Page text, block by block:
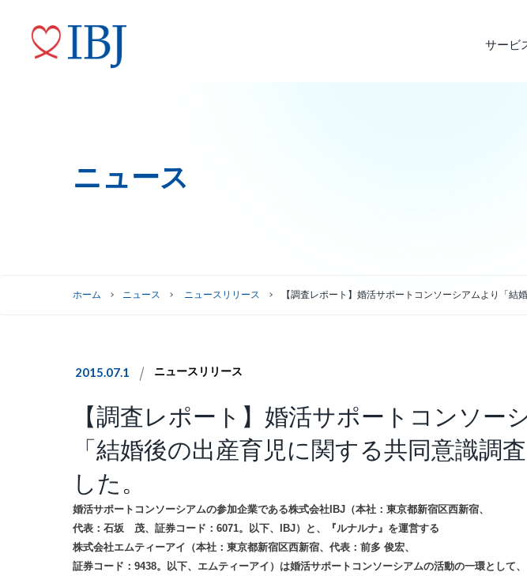
サービ
婚活サービス
代表メッセージ
ニュースリリース
株式情報
株主総会情報 四半期報告書・有価
トップコミットメント
ニュース
ホーム ニュース ニュースリリース 【調査レポート】婚活サポートコンソーシアムより「結
2015.07.1 ニュースリリース
【調査レポート】婚活サポートコンソー
「結婚後の出産育児に関する共同意識調
した。
婚活サポートコンソーシアムの参加企業である株式会社IBJ（本社：東京都新宿区西新宿、
代表：石坂 茂、証券コード：6071。以下、IBJ）と、『ルナルナ』を運営する
株式会社エムティーアイ（本社：東京都新宿区西新宿、代表：前多 俊宏、
証券コード：9438。以下、エムティーアイ）は婚活サポートコンソーシアムの活動の一環として、